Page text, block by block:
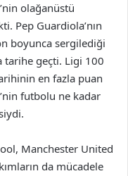
olağanüstü
Pep Guardiola’nın
boyunca sergilediği
tarihe geçti. Ligi 100
en fazla puan
futbolu ne kadar
Manchester United
da mücadele